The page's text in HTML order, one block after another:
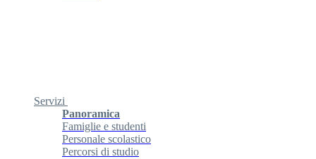
Servizi
Panoramica
Famiglie e studenti
Personale scolastico
Percorsi di studio